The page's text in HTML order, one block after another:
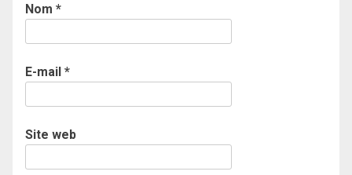
Nom *
E-mail *
Site web